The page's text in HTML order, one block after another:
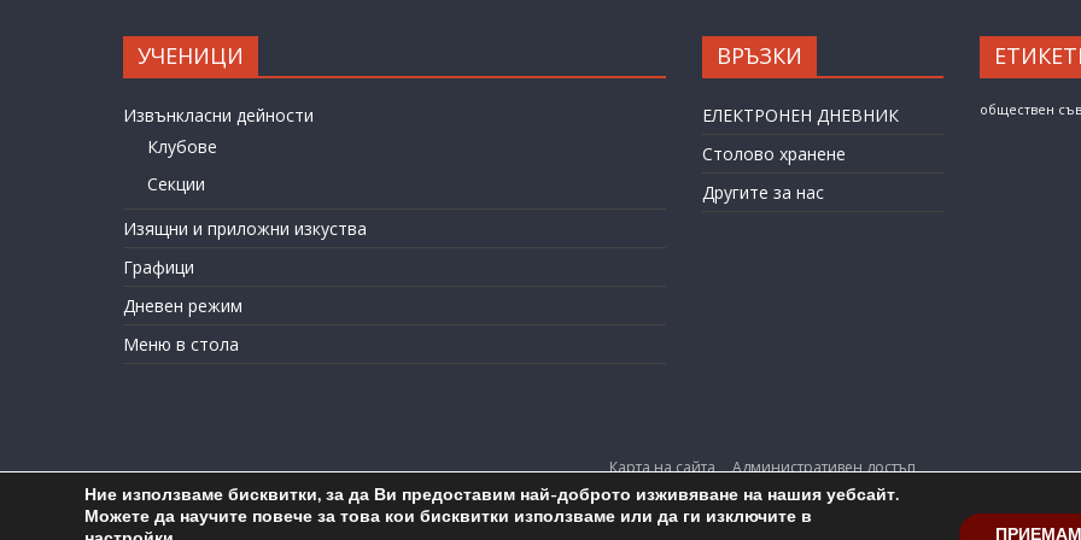
УЧЕНИЦИ
Извънкласни дейности
Клубове
Секции
Изящни и приложни изкуства
Графици
Дневен режим
Меню в стола
ВРЪЗКИ
ЕЛЕКТРОНЕН ДНЕВНИК
Столово хранене
Другите за нас
обществен
Карта на сайта Административен достъп
Copyright © 2026ОУ "Любен Каравелов" гр. Бургас
Ние използваме бисквитки, за да Ви предоставим най-доброто изживяване на нашия уебсайт.
Можете да научите повече за това кои бисквитки използваме или да ги изключите в
ПРИЕМАМ